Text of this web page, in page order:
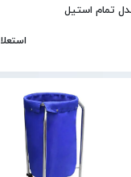
تمام استیل